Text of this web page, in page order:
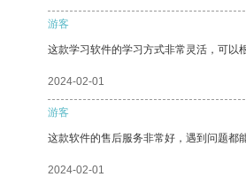
游客
这款学习软件的学习方式非常灵活，可以
2024-02-01
游客
这款软件的售后服务非常好，遇到问题都
2024-02-01